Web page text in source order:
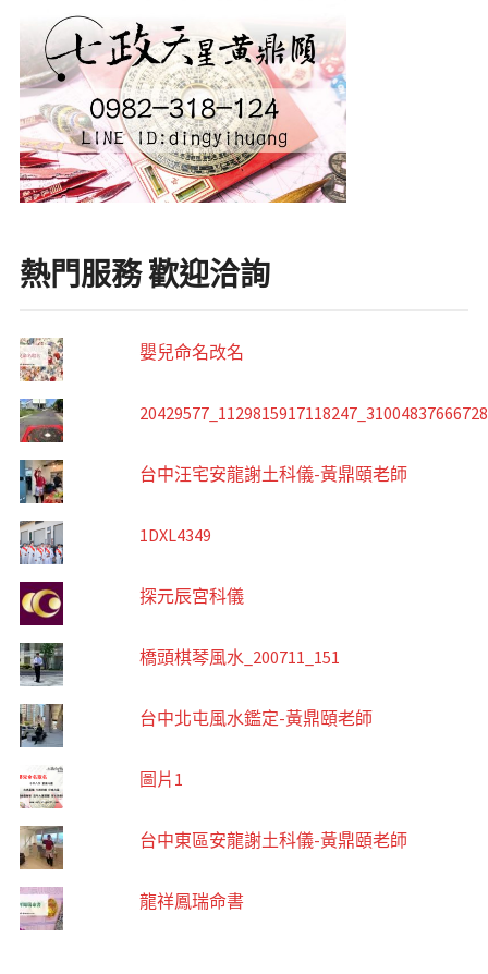
熱門服務 歡迎洽詢
嬰兒命名改名
台中汪宅安龍謝土科儀-黃鼎頤老師
1DXL4349
探元辰宮科儀
橋頭棋琴風水_200711_151
台中北屯風水鑑定-黃鼎頤老師
圖片1
台中東區安龍謝土科儀-黃鼎頤老師
龍祥鳳瑞命書